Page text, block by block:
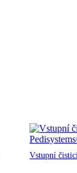
Vstupní